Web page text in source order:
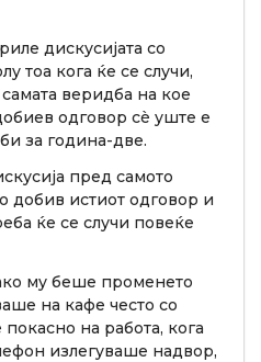
дискусијата со
тоа кога ќе се случи,
веридба на кое
одговор сè уште е
за година-две.
пред самото
добив истиот одговор и
ќе се случи повеќе
му беше променето
на кафе често со
на работа, кога
излегуваше надвор,